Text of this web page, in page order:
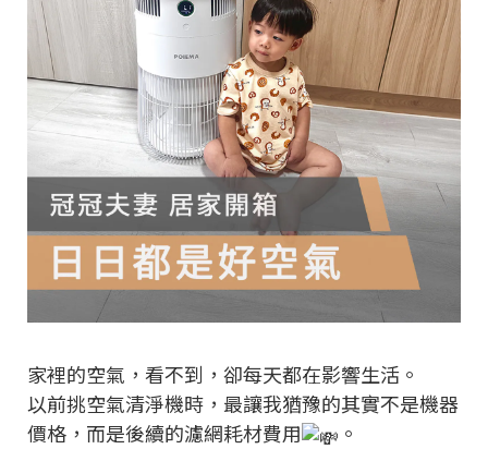
家裡的空氣，看不到，卻每天都在影響生活。
以前挑空氣清淨機時，最讓我猶豫的其實不是機器
價格，而是後續的濾網耗材費用
。